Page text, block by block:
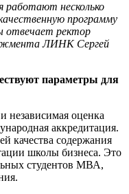
работают несколько
программу
отвечает ректор
ЛИНК Сергей
параметры для
независимая оценка
аккредитация.
качества содержания
школы бизнеса. Это
студентов МВА,